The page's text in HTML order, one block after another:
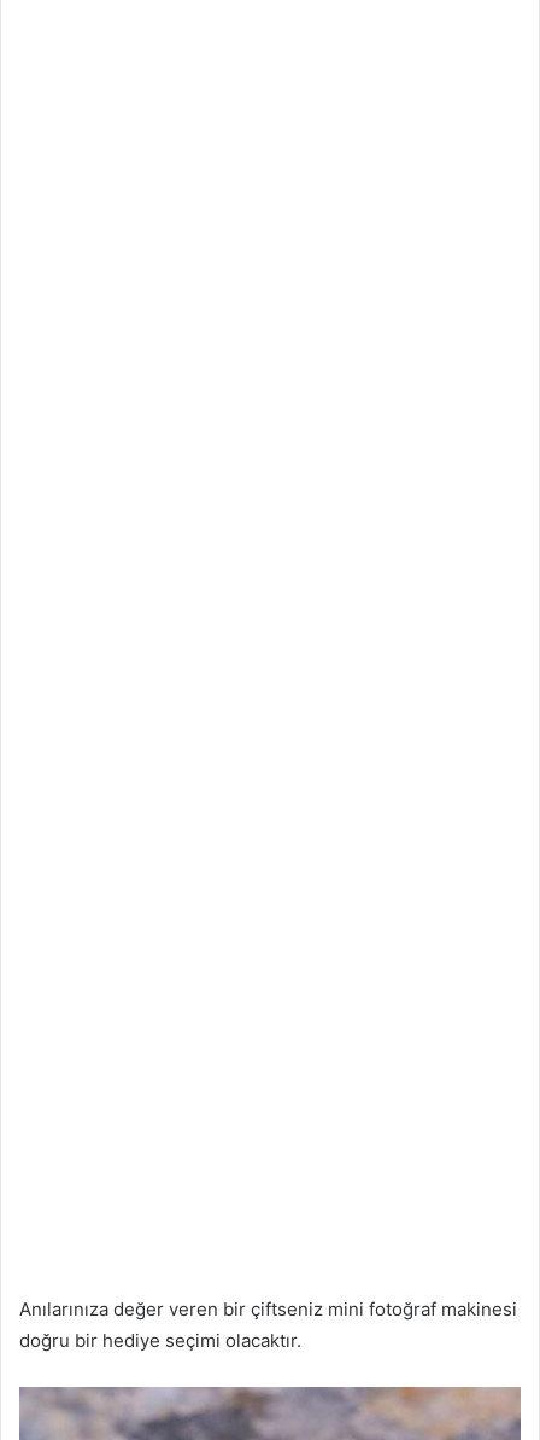
Anılarınıza değer veren bir çiftseniz mini fotoğraf makinesi
doğru bir hediye seçimi olacaktır.